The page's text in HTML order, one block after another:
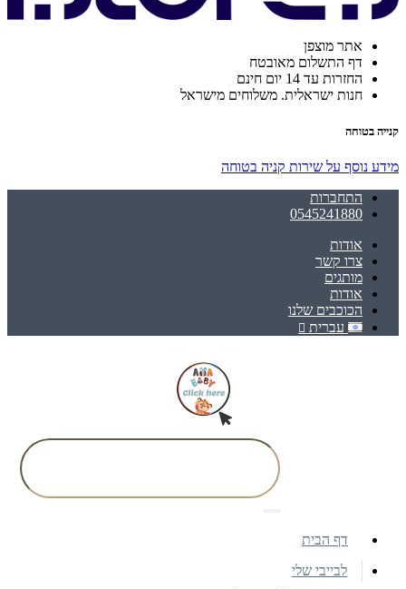
אתר מוצפן
דף התשלום מאובטח
החזרות עד 14 יום חינם
חנות ישראלית. משלוחים מישראל
קנייה בטוחה
מידע נוסף על שירות קניה בטוחה
התחברות
0545241880
אודות
צרו קשר
מותגים
אודות
הכוכבים שלנו
עברית
דף הבית
לבייבי שלי